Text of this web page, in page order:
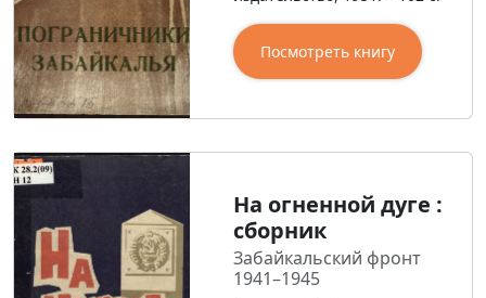
Посмотреть книгу
На огненной дуге :
сборник
Забайкальский фронт
1941–1945